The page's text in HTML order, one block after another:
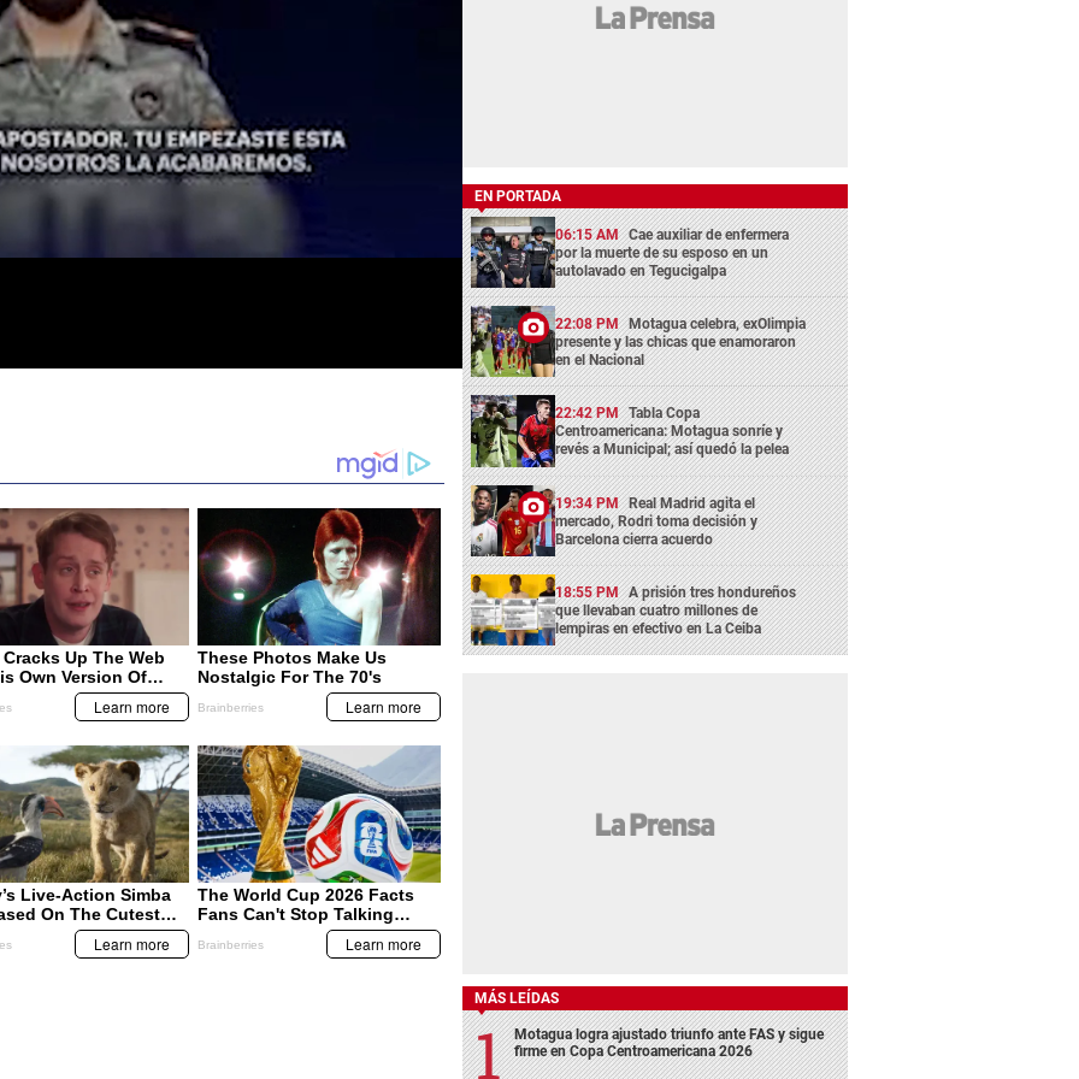
EN PORTADA
06:15 AM Cae auxiliar de enfermera
por la muerte de su esposo en un
autolavado en Tegucigalpa
22:08 PM Motagua celebra, exOlimpia
presente y las chicas que enamoraron
en el Nacional
22:42 PM Tabla Copa
Centroamericana: Motagua sonríe y
revés a Municipal; así quedó la pelea
19:34 PM Real Madrid agita el
mercado, Rodri toma decisión y
Barcelona cierra acuerdo
18:55 PM A prisión tres hondureños
que llevaban cuatro millones de
lempiras en efectivo en La Ceiba
MÁS LEÍDAS
Motagua logra ajustado triunfo ante FAS y sigue
firme en Copa Centroamericana 2026